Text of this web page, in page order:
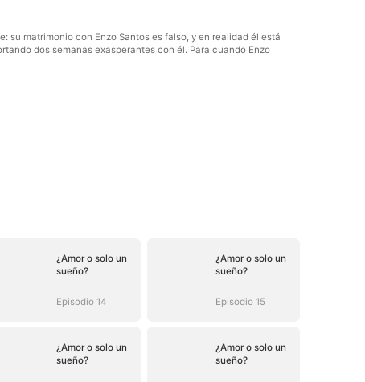
su matrimonio con Enzo Santos es falso, y en realidad él está
dos semanas exasperantes con él. Para cuando Enzo
¿Amor o solo un
sueño?
Episodio 14
¿Amor o solo un
sueño?
Episodio 15
¿Amor o solo un
sueño?
¿Amor o solo un
sueño?